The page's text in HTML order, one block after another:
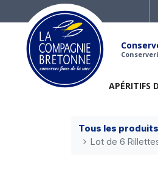
APÉRITIFS
Tous les produits
Lot de 6